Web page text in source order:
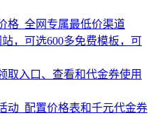
格_全网专属最低价渠道
，可选600多免费模板，可
取入口、查看和代金券使用
动_配置价格表和千元代金券